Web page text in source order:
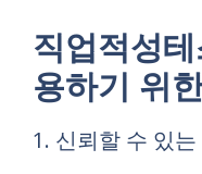
직업적성
용하기 위
1. 신뢰할 수 있